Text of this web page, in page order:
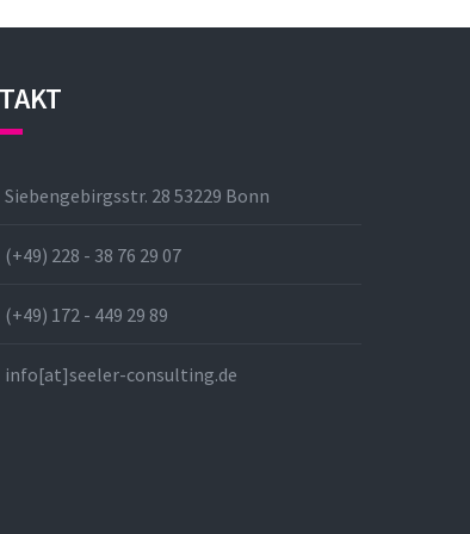
Siebengebirgsstr. 28 53229 Bonn
(+49) 228 - 38 76 29 07
(+49) 172 - 449 29 89
info[at]seeler-consulting.de